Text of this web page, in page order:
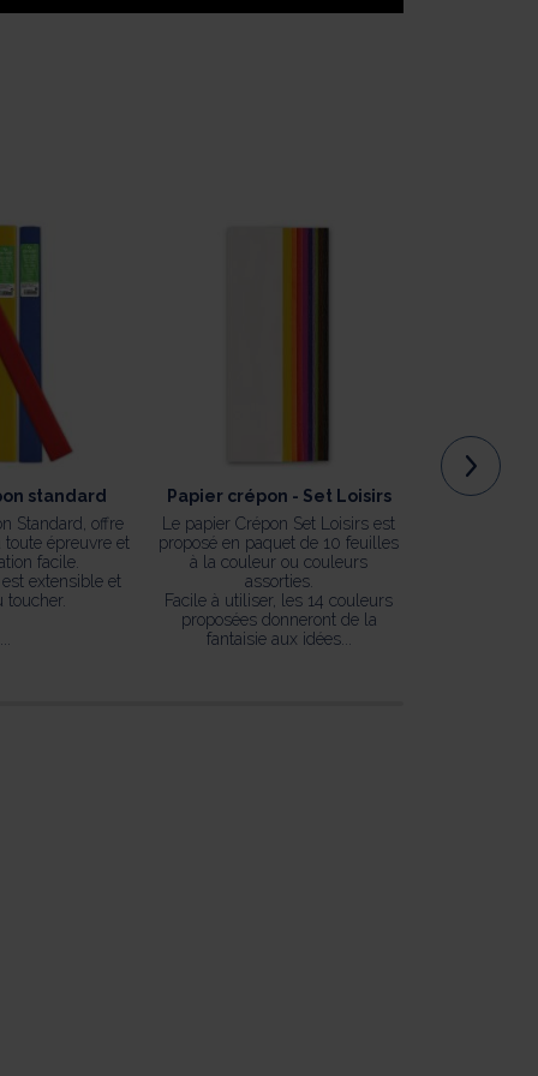
standard
Standard, offre
toute épreuvre et
facile.
extensible et
toucher.
Papier crépon - Set Loisirs
Le papier Crépon Set Loisirs est
proposé en paquet de 10 feuilles
à la couleur ou couleurs
assorties.
Facile à utiliser, les 14 couleurs
proposées donneront de la
fantaisie aux idées...